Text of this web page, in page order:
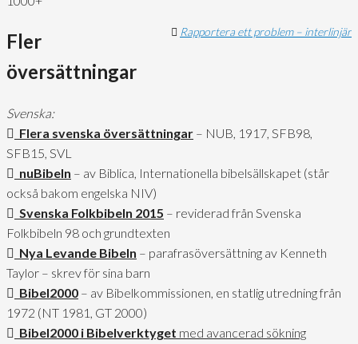
Rapportera ett problem – interlinjär
Fler
översättningar
Svenska:
Flera svenska översättningar – NUB, 1917, SFB98,
SFB15, SVL
nuBibeln – av Biblica, Internationella bibelsällskapet (står
också bakom engelska NIV)
Svenska Folkbibeln 2015 – reviderad från Svenska
Folkbibeln 98 och grundtexten
Nya Levande Bibeln – parafrasöversättning av Kenneth
Taylor – skrev för sina barn
Bibel2000 – av Bibelkommissionen, en statlig utredning från
1972 (NT 1981, GT 2000)
Bibel2000 i Bibelverktyget med avancerad sökning